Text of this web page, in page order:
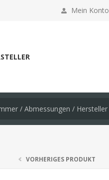
Mein Konto
VORHERIGES PRODUKT